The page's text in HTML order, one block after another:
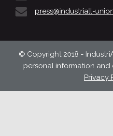
press@industriall-
© Copyright 2018 -
personal information and
Privacy